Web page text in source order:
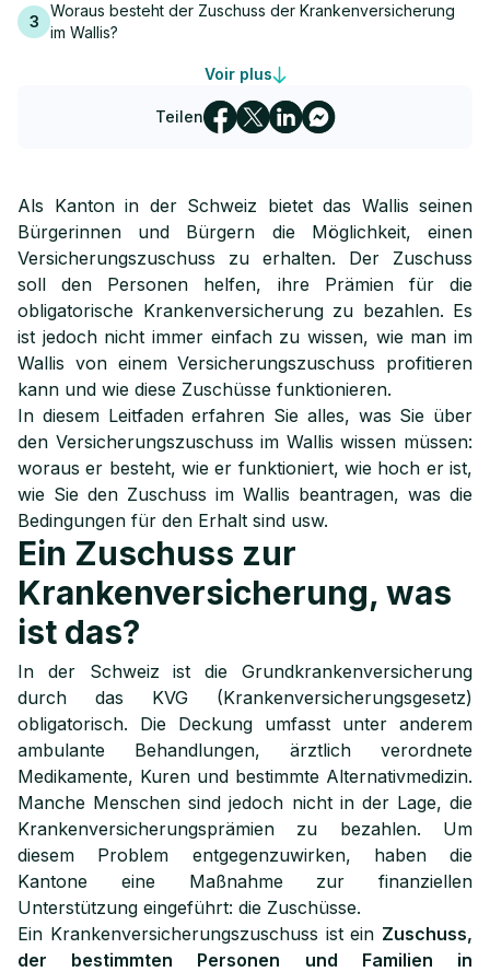
3
Woraus besteht der Zuschuss der Krankenversicherung
im Wallis?
Wie funktioniert der Zuschuss zur Krankenversicherung im
Wie wähle ich meine Krankengrundversicherung richtig
6
Was sind die Bedingungen für den
Krankenversicherungszuschuss im Wallis?
7
Wie wird das Einkommen für einen Antrag auf Zuschüsse
im Wallis berechnet?
8
Wie berechnet man den Krankenversicherungszuschuss
im Wallis?
9
Wie erhält man den Zuschuss im Wallis, wenn man die
Benachrichtigung nicht erhalten hat?
10
Zu welchem Zeitpunkt sollte man den Antrag auf Zuschuss
im Wallis stellen?
11 Wie beantrage ich den Zuschuss im Wallis?
12
Wie erfahre ich meinen Anspruch auf einen Zuschuss im
Wallis?
13
Wie erhalte ich eine Erneuerung des Zuschusses im
14
Wie kontaktiere ich die mit dem Walliser Zuschuss
verbundene Dienststelle?
Voir plus
Teilen
Als Kanton in der Schweiz bietet das Wallis seinen
Bürgerinnen und Bürgern die Möglichkeit, einen
Versicherungszuschuss zu erhalten. Der Zuschuss
soll den Personen helfen, ihre Prämien für die
obligatorische Krankenversicherung zu bezahlen. Es
ist jedoch nicht immer einfach zu wissen, wie man im
Wallis von einem Versicherungszuschuss profitieren
kann und wie diese Zuschüsse funktionieren.
In diesem Leitfaden erfahren Sie alles, was Sie über
den Versicherungszuschuss im Wallis wissen müssen:
woraus er besteht, wie er funktioniert, wie hoch er ist,
wie Sie den Zuschuss im Wallis beantragen, was die
Bedingungen für den Erhalt sind usw.
Ein Zuschuss zur
Krankenversicherung, was
ist das?
In der Schweiz ist die Grundkrankenversicherung
durch das KVG (Krankenversicherungsgesetz)
obligatorisch. Die Deckung umfasst unter anderem
ambulante Behandlungen, ärztlich verordnete
Medikamente, Kuren und bestimmte Alternativmedizin.
Manche Menschen sind jedoch nicht in der Lage, die
Krankenversicherungsprämien zu bezahlen. Um
diesem Problem entgegenzuwirken, haben die
Kantone eine Maßnahme zur finanziellen
Unterstützung eingeführt: die Zuschüsse.
Ein Krankenversicherungszuschuss ist ein Zuschuss,
der bestimmten Personen und Familien in